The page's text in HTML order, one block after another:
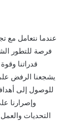
عندما نتعامل مع
فرصة للتطور
قدراتنا
يشجعنا الرفض
للوصول إلى
وإصرارنا
التحديات